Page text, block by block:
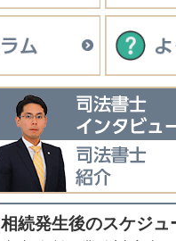
相続発生後のスケジュ